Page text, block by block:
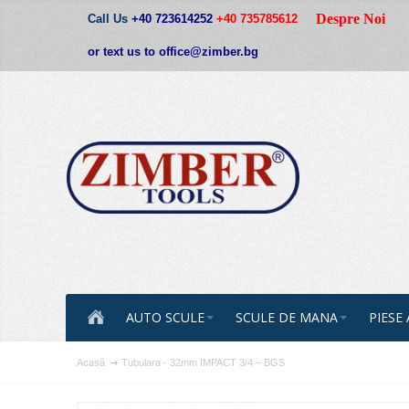
Call Us +40 723614252 +40 735785612
or text us to office@zimber.bg
Despre Noi
AUTO SCULE SCULE DE MANA
Acasă Tubulara - 32mm IMPACT 3/4 – BGS